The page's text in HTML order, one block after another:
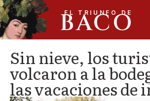
EL TRIUNFO DE
BACO
Sin nieve, los
volcaron a la
las vacaciones de